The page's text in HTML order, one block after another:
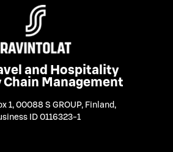
and Hospitality
Chain Management
1, 00088 S GROUP, Finland ,
ID 0116323-1